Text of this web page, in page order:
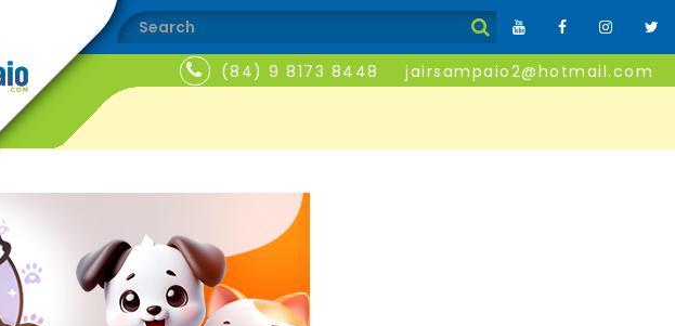
(84) 9 8173 8448 jairsampaio2@hotmail.com